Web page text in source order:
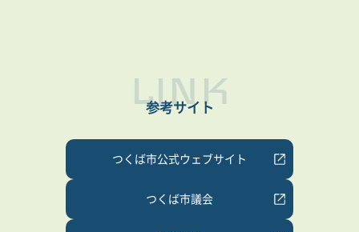
LINK
参考サイト
つくば市公式ウェブサイト
つくば市議会